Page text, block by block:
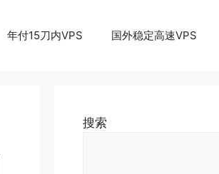
年付15刀内VPS 国外稳定高速VPS
搜索